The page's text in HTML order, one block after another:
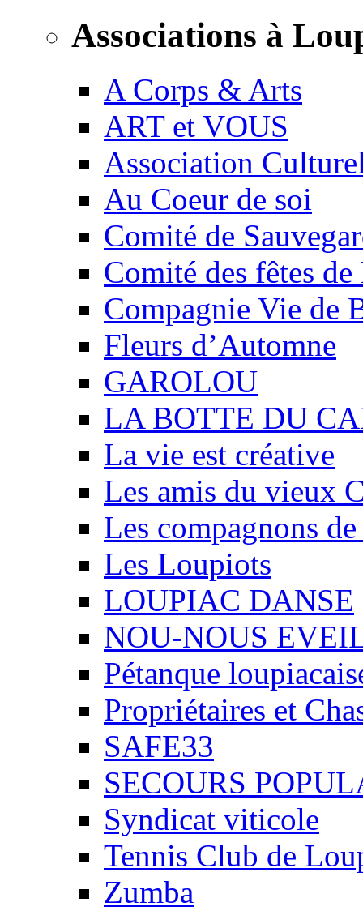
Associations à
A Corps & Arts
ART et VOUS
Association
Au Coeur de soi
Comité de
Comité des fêtes
Compagnie Vie de
Fleurs d’Automne
GAROLOU
LA BOTTE DU
La vie est créative
Les amis du vieux
Les compagnons
Les Loupiots
LOUPIAC DANSE
NOU-NOUS
Pétanque
Propriétaires et
SAFE33
SECOURS
Syndicat viticole
Tennis Club de
Zumba